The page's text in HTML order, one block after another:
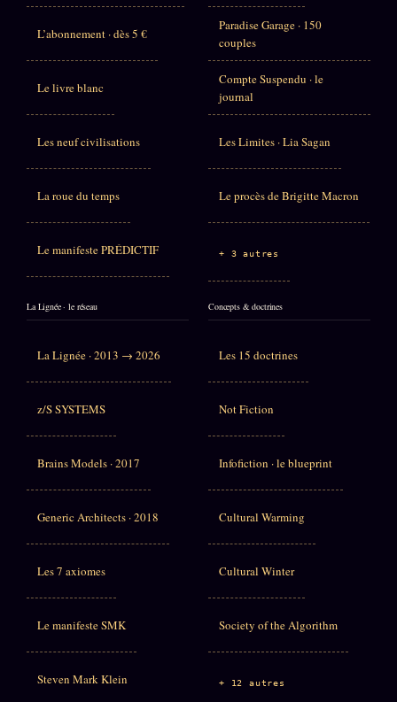
L’abonnement · dès 5 €
Le livre blanc
Les neuf civilisations
La roue du temps
Le manifeste PRÉDICTIF
Paradise Garage · 150
couples
Compte Suspendu · le
journal
Les Limites · Lia Sagan
Le procès de Brigitte Macron
+ 3 autres
La Lignée · le réseau
La Lignée · 2013 → 2026
z/S SYSTEMS
Brains Models · 2017
Generic Architects · 2018
Les 7 axiomes
Le manifeste SMK
Steven Mark Klein
Concepts & doctrines
Les 15 doctrines
Not Fiction
Infofiction · le blueprint
Cultural Warming
Cultural Winter
Society of the Algorithm
+ 12 autres